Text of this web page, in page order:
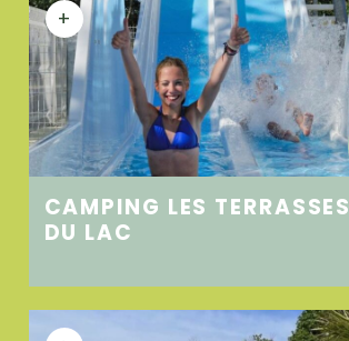
+
CAMPING LES TERRASSES
DU LAC